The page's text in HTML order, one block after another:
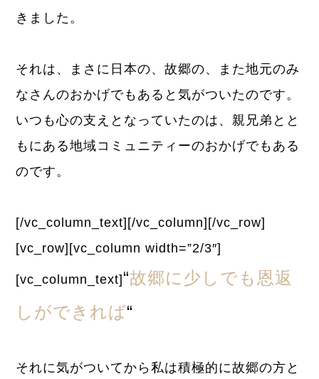
きました。
それは、まさに日本の、故郷の、また地元のみ
なさんのおかげでもあると気がついたのです。
いつも心の支えとなっていたのは、親兄弟とと
もにある地域コミュニティーのおかげでもある
のです。
[/vc_column_text][/vc_column][/vc_row]
[vc_row][vc_column width=”2/3″]
[vc_column_text]“故郷に少しでも恩返
しができれば“
それに気がついてから私は積極的に故郷の方と